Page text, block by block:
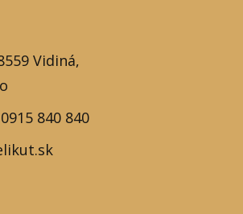
Vidiná,
840 840